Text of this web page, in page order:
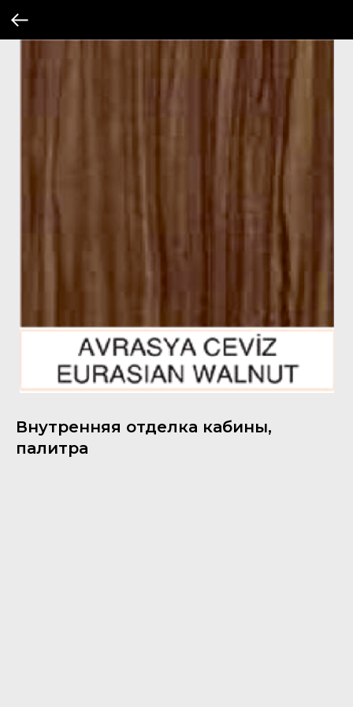
Внутренняя отделка кабины,
палитра